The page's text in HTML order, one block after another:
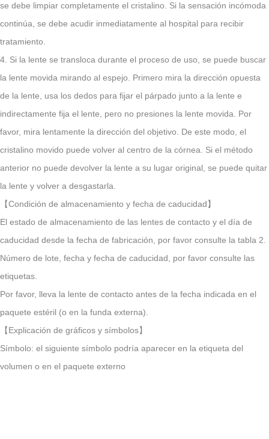
se debe limpiar completamente el cristalino. Si la sensación incómoda
continúa, se debe acudir inmediatamente al hospital para recibir
tratamiento.
4. Si la lente se transloca durante el proceso de uso, se puede buscar
la lente movida mirando al espejo. Primero mira la dirección opuesta
de la lente, usa los dedos para fijar el párpado junto a la lente e
indirectamente fija el lente, pero no presiones la lente movida. Por
favor, mira lentamente la dirección del objetivo. De este modo, el
cristalino movido puede volver al centro de la córnea. Si el método
anterior no puede devolver la lente a su lugar original, se puede quitar
la lente y volver a desgastarla.
【Condición de almacenamiento y fecha de caducidad】
El estado de almacenamiento de las lentes de contacto y el día de
caducidad desde la fecha de fabricación, por favor consulte la tabla 2.
Número de lote, fecha y fecha de caducidad, por favor consulte las
etiquetas.
Por favor, lleva la lente de contacto antes de la fecha indicada en el
paquete estéril (o en la funda externa).
【Explicación de gráficos y símbolos】
Símbolo: el siguiente símbolo podría aparecer en la etiqueta del
volumen o en el paquete externo